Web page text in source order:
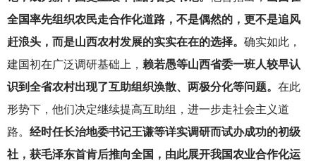
全国率先组织农民走合作化道路，不是偶然的，更不是追风
赶浪头，而是山西农村发展的实实在在的选择。 确实如此，
建国初在广泛调研基础上， 赖若愚等山西省委一班人较早认
识到全省农村出现了互助组织涣散、两极分化等问题。 在此
形势下，他们决定继续提高互助组，进一步走社会主义道
路。 经时任长治地委书记王谦等详实调研而试办成功的初级
社，获毛泽东首肯后推向全国，由此展开我国农业合作化运